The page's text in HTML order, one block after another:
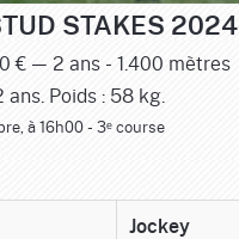
STAKES 2024
€ — 2 ans - 1.400 mètres
Poids : 58 kg.
à 16h00 - 3ᵉ course
Jockey